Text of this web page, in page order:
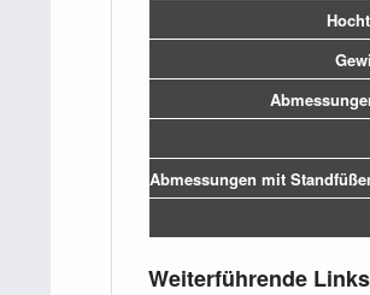
Abmessungen mit
Weiterführende